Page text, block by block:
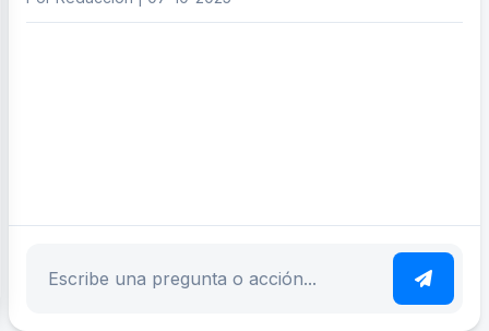
Escribe tu pregunta